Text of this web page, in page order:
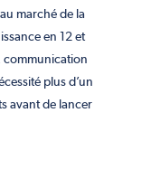
marché de la
en 12 et
communication
plus d’un
avant de lancer